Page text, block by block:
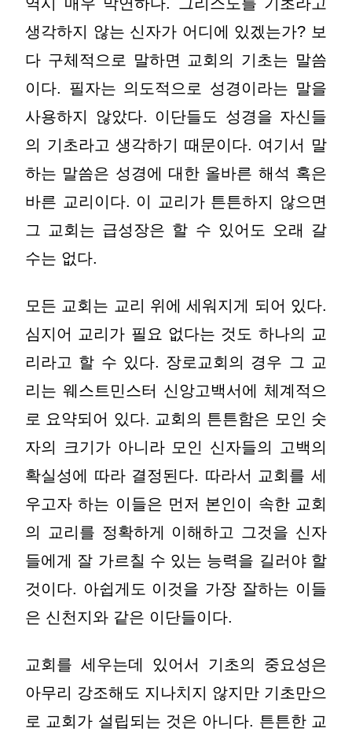
생각하지 않는 신자가 어디에 있겠는가? 보
다 구체적으로 말하면 교회의 기초는 말씀
이다. 필자는 의도적으로 성경이라는 말을
사용하지 않았다. 이단들도 성경을 자신들
의 기초라고 생각하기 때문이다. 여기서 말
하는 말씀은 성경에 대한 올바른 해석 혹은
바른 교리이다. 이 교리가 튼튼하지 않으면
그 교회는 급성장은 할 수 있어도 오래 갈
수는 없다.
모든 교회는 교리 위에 세워지게 되어 있다.
심지어 교리가 필요 없다는 것도 하나의 교
리라고 할 수 있다. 장로교회의 경우 그 교
리는 웨스트민스터 신앙고백서에 체계적으
로 요약되어 있다. 교회의 튼튼함은 모인 숫
자의 크기가 아니라 모인 신자들의 고백의
확실성에 따라 결정된다. 따라서 교회를 세
우고자 하는 이들은 먼저 본인이 속한 교회
의 교리를 정확하게 이해하고 그것을 신자
들에게 잘 가르칠 수 있는 능력을 길러야 할
것이다. 아쉽게도 이것을 가장 잘하는 이들
은 신천지와 같은 이단들이다.
교회를 세우는데 있어서 기초의 중요성은
아무리 강조해도 지나치지 않지만 기초만으
로 교회가 설립되는 것은 아니다. 튼튼한 교